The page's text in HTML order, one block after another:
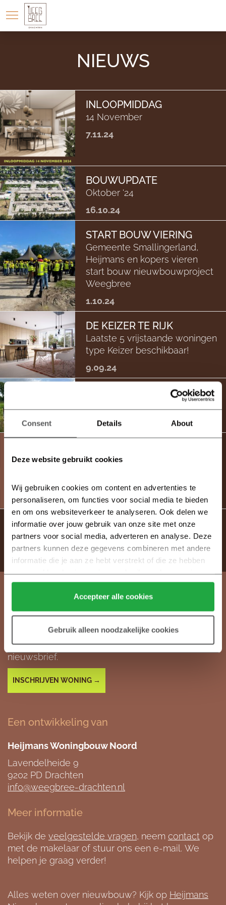
Consent Details About
Deze website gebruikt cookies
Wij gebruiken cookies om content en advertenties te
personaliseren, om functies voor social media te bieden
en om ons websiteverkeer te analyseren. Ook delen we
informatie over jouw gebruik van onze site met onze
partners voor social media, adverteren en analyse. Deze
partners kunnen deze gegevens combineren met andere
informatie die je aan ze hebt verstrekt of die ze hebben
verzameld op basis van jouw gebruik van hun services.
Klik hier voor meer informatie over ons cookiebeleid.
Accepteer alle cookies
Gebruik alleen noodzakelijke cookies
NIEUWS
INLOOPMIDDAG
14 November
7.11.24
BOUWUPDATE
Oktober '24
16.10.24
START BOUW VIERING
Gemeente Smallingerland,
Heijmans en kopers vieren
start bouw nieuwbouwproject
Weegbree
1.10.24
DE KEIZER TE RIJK
Laatste 5 vrijstaande woningen
type Keizer beschikbaar!
9.09.24
25.07.24
De start bouw datum is
5.07.24
1 2 3 4 … 6
Weegbree Drachten
Wil jij op de hoogte blijven van de ontwikkelingen
in Weegbree? Meld je hier aan voor de
nieuwsbrief.
INSCHRIJVEN WONING →
Een ontwikkeling van
Heijmans Woningbouw Noord
Lavendelheide 9
9202 PD Drachten
info@weegbree-drachten.nl
Meer informatie
Bekijk de veelgestelde vragen, neem contact op
met de makelaar of stuur ons een e-mail. We
helpen je graag verder!
Alles weten over nieuwbouw? Kijk op Heijmans